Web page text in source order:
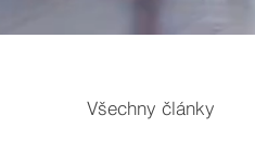
Všechny články